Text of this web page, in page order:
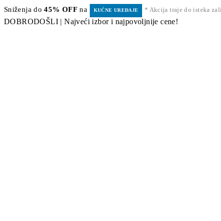
Sniženja do45% OFF na KUĆNE UREĐAJE * Akcija traje do isteka
DOBRODOŠLI | Najveći izbor i najpovoljnije cene!